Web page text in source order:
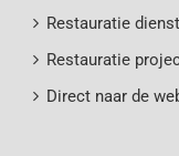
Restauratie
Restauratie
Direct naar de